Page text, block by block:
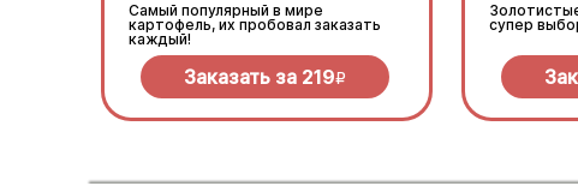
Самый популярный в мире
картофель, их пробовал заказать
каждый!
Заказать за 219R
супер